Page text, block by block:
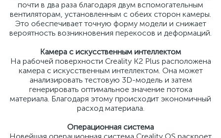
почти в два раза благодаря двум вспомогательным
вентиляторам, установленным с обеих сторон камеры.
Это обеспечивает точную форму модели и снижает
вероятность возникновения перекосов и деформаций.
Камера с искусственным интеллектом
На рабочей поверхности Creality K2 Plus расположена
камера с искусственным интеллектом. Она может
анализировать тестовую 3D-модель и затем
генерировать оптимальное значение потока
материала. Благодаря этому происходит экономичный
расход материала.
Операционная система